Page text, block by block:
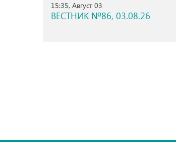
15:35, Август 03
ВЕСТНИК №86, 03.08.26